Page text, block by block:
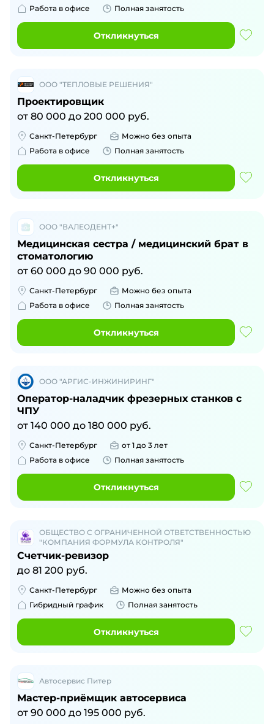
Работа в офисе
Полная занятость
Откликнуться
ООО "ТЕПЛОВЫЕ РЕШЕНИЯ"
Проектировщик
от 80 000 до 200 000 руб.
Санкт-Петербург
Можно без опыта
Работа в офисе
Полная занятость
Откликнуться
ООО "ВАЛЕОДЕНТ+"
Медицинская сестра / медицинский брат в
стоматологию
от 60 000 до 90 000 руб.
Санкт-Петербург
Можно без опыта
Работа в офисе
Полная занятость
Откликнуться
ООО "АРГИС-ИНЖИНИРИНГ"
Оператор-наладчик фрезерных станков с
ЧПУ
от 140 000 до 180 000 руб.
Санкт-Петербург
от 1 до 3 лет
Работа в офисе
Полная занятость
Откликнуться
ОБЩЕСТВО С ОГРАНИЧЕННОЙ ОТВЕТСТВЕННОСТЬЮ
"КОМПАНИЯ ФОРМУЛА КОНТРОЛЯ"
Счетчик-ревизор
до 81 200 руб.
Санкт-Петербург
Можно без опыта
Гибридный график
Полная занятость
Откликнуться
Автосервис Питер
Мастер-приёмщик автосервиса
от 90 000 до 195 000 руб.